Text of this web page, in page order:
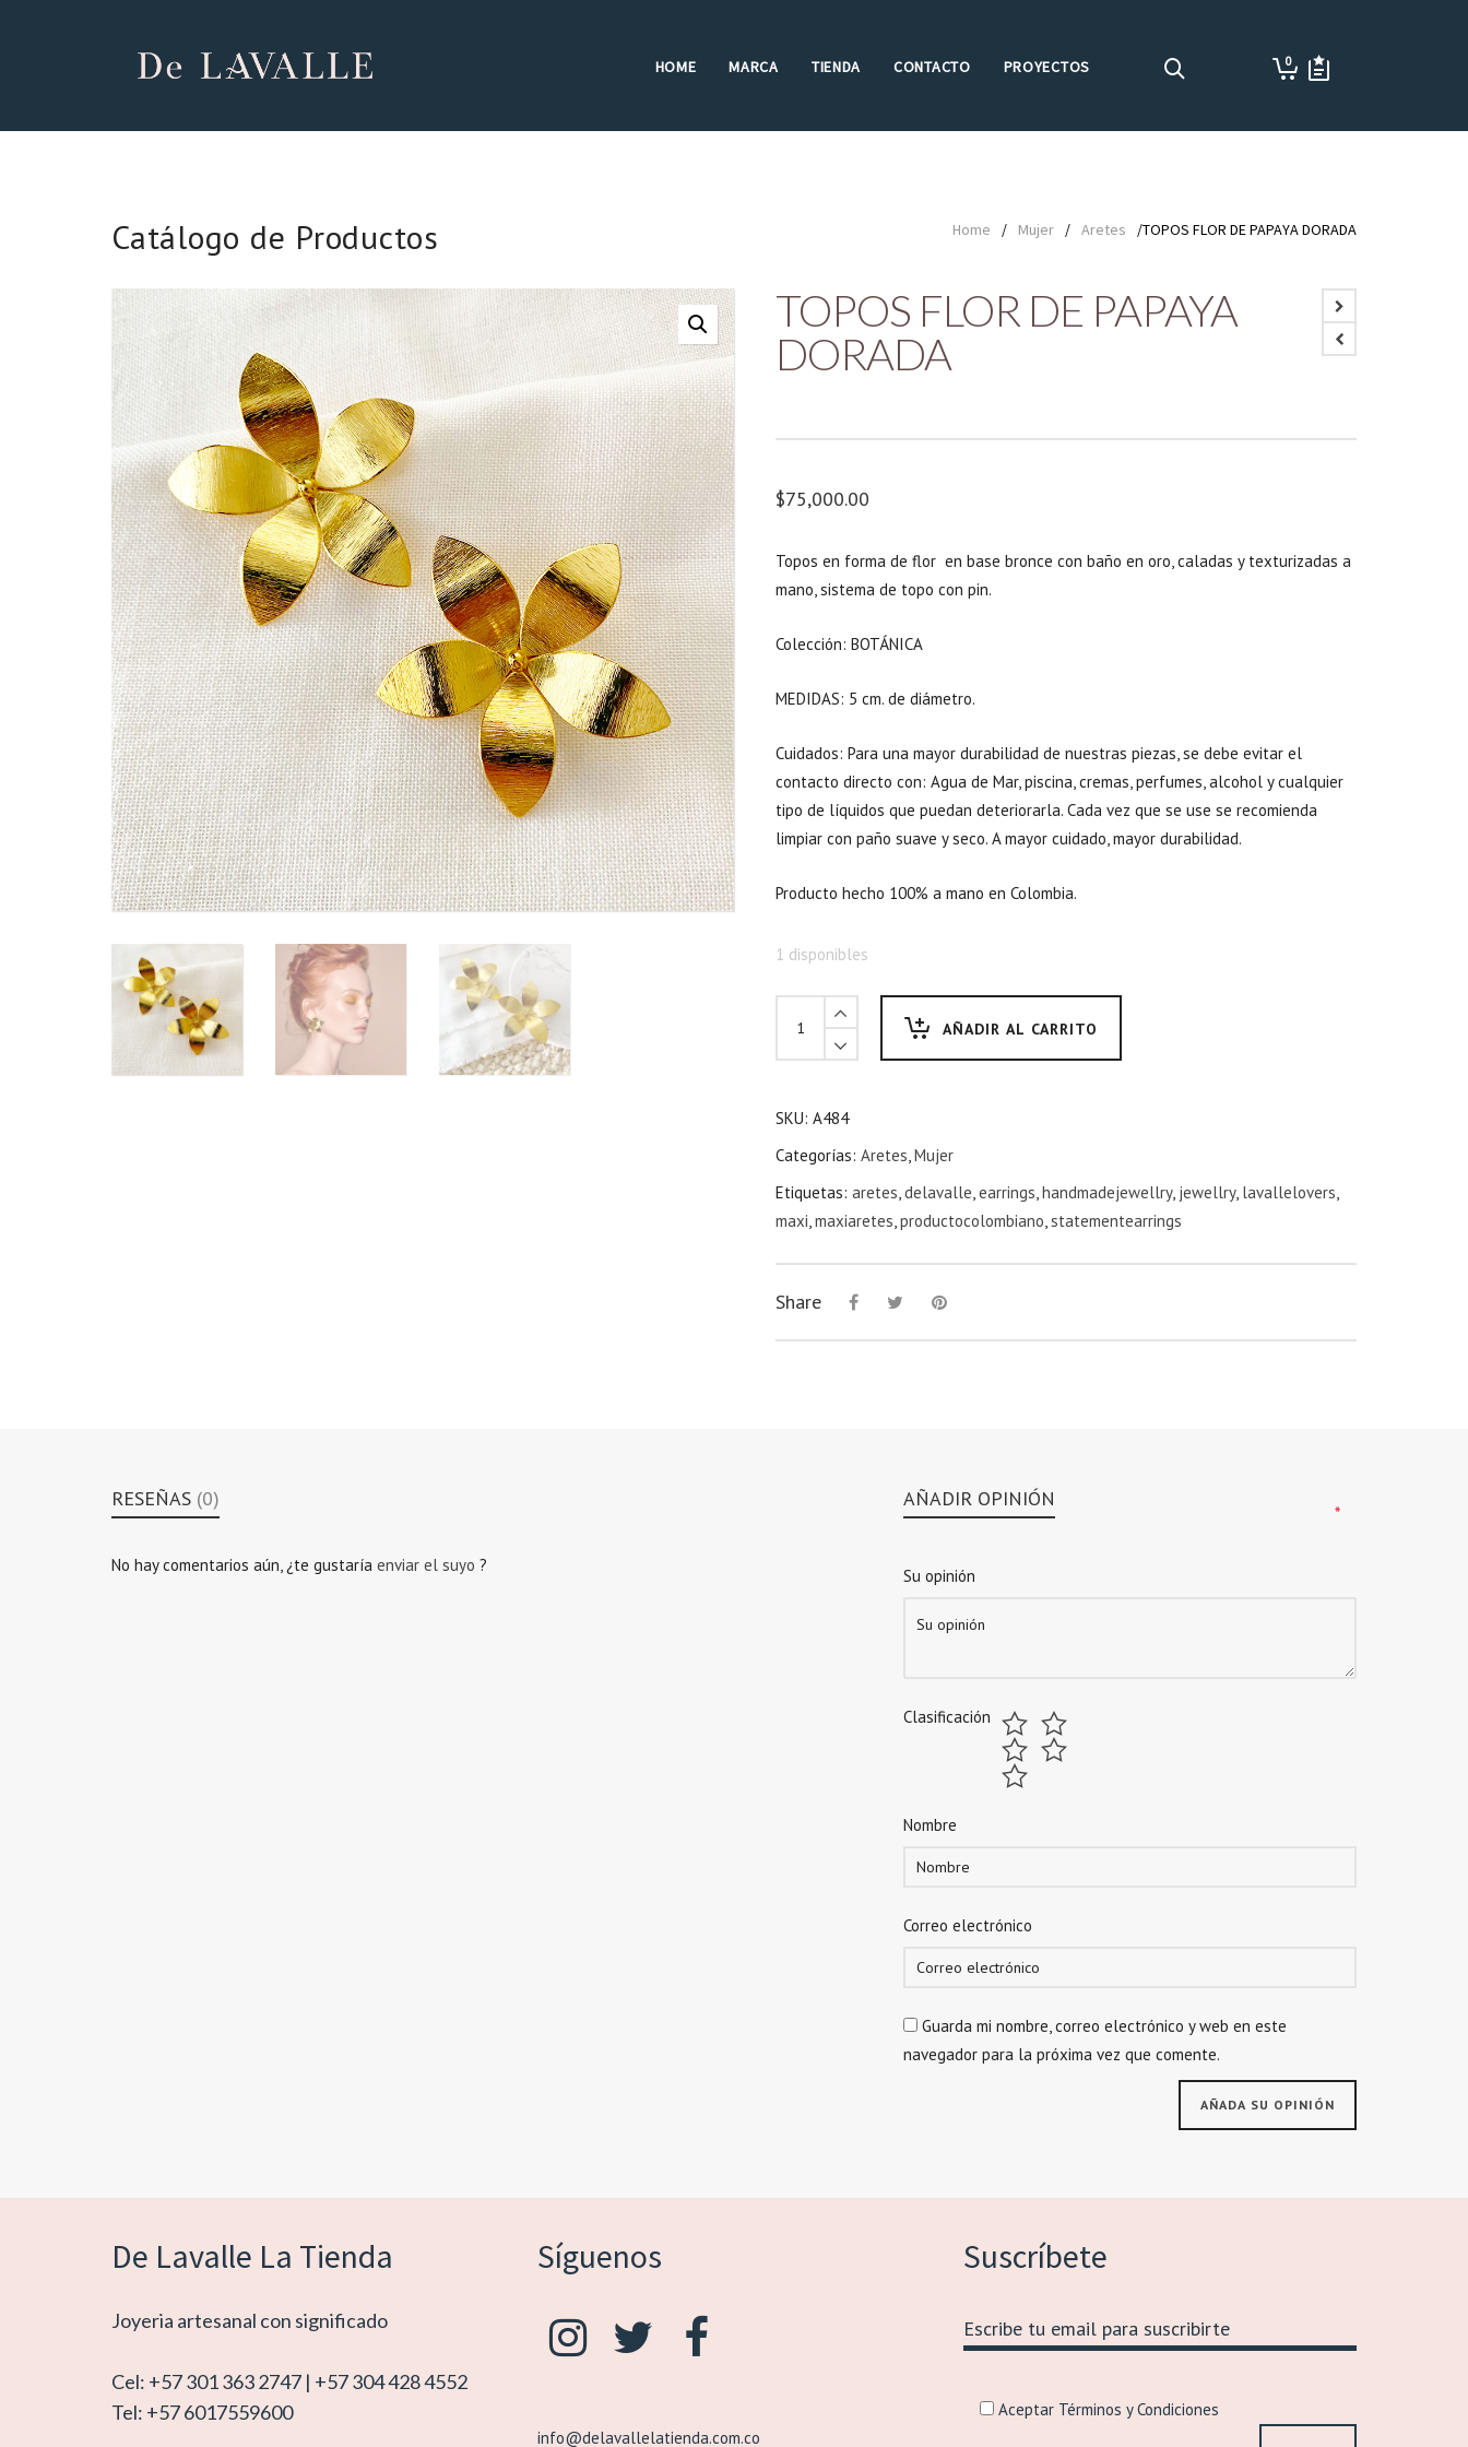
0
HOME MARCA TIENDA CONTACTO PROYECTOS
Catálogo de Productos Home / Mujer / Aretes /TOPOS FLOR DE PAPAYA DORADA
TOPOS FLOR DE PAPAYA
DORADA
$75,000.00
Topos en forma de flor en base bronce con baño en oro, caladas y texturizadas a
mano, sistema de topo con pin.
Colección: BOTÁNICA
MEDIDAS: 5 cm. de diámetro.
Cuidados: Para una mayor durabilidad de nuestras piezas, se debe evitar el
contacto directo con: Agua de Mar, piscina, cremas, perfumes, alcohol y cualquier
tipo de líquidos que puedan deteriorarla. Cada vez que se use se recomienda
limpiar con paño suave y seco. A mayor cuidado, mayor durabilidad.
Producto hecho 100% a mano en Colombia.
1 disponibles
AÑADIR AL CARRITO
SKU: A484
Categorías: Aretes Mujer
Etiquetas: aretes delavalle earrings handmadejewellry, jewellry, lavallelovers
maxi maxiaretes productocolombiano statementearrings
Share
RESEÑAS (0)
No hay comentarios aún, ¿te gustaría enviar el suyo ?
AÑADIR OPINIÓN
Su opinión
Clasificación
Nombre
*
Correo electrónico
*
Guarda mi nombre, correo electrónico y web en este
navegador para la próxima vez que comente.
De Lavalle La Tienda
Joyeria artesanal con significado
Cel: +57 301 363 2747 | +57 304 428 4552
Tel: +57 6017559600
Síguenos
info@delavallelatienda.com.co
Suscríbete
Aceptar Términos y Condiciones